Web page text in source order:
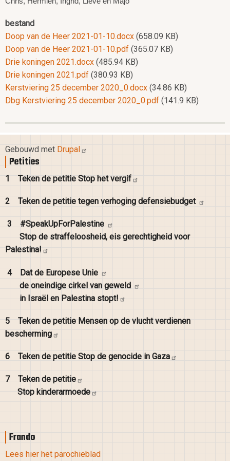
bestand
Doop van de Heer 2021-01-10.docx (658.09 KB)
Doop van de Heer 2021-01-10.pdf (365.07 KB)
Drie koningen 2021.docx (485.94 KB)
Drie koningen 2021.pdf (380.93 KB)
Kerstviering 25 december 2020_0.docx (34.86 KB)
Dbg Kerstviering 25 december 2020_0.pdf (141.9 KB)
Gebouwd met Drupal
Petities
1 Teken de petitie Stop hetvergif
2 Teken de petitie tegen verhoging defensiebudget
3
#SpeakUpForPalestine
Stop de straffeloosheid, eis gerechtigheid voor
Palestina!
4 Dat de Europese Unie
de oneindige cirkel van geweld
in Israël en Palestina stopt!
5 Teken de petitie Mensen op de vlucht verdienen
bescherming
6 Teken de petitie Stop de genocide in Gaza
7 Teken de petitie
Stop kinderarmoede
Frando
Lees hier het parochieblad